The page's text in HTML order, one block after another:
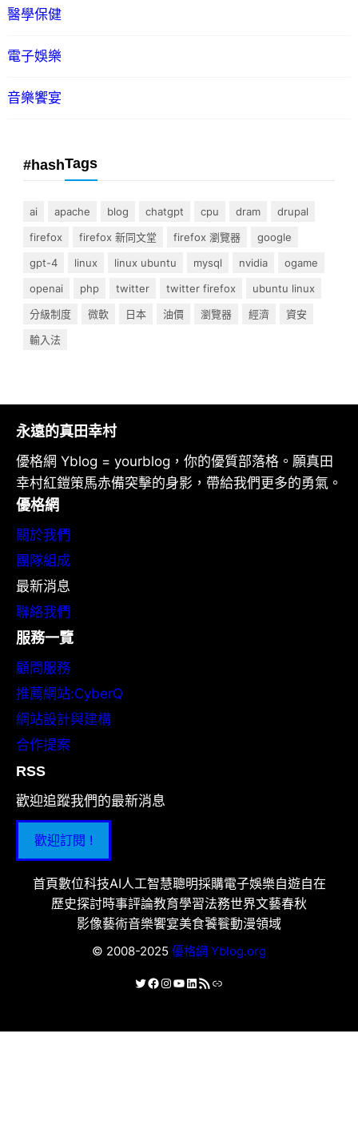
醫學保健
電子娛樂
音樂饗宴
#hashTags
ai apache blog chatgpt cpu dram
drupal
firefox
firefox 新同文堂 firefox 瀏覽器
google
gpt-4
linux linux ubuntu mysql nvidia
ogame
openai
php twitter twitter firefox
ubuntu linux
分級制度
微軟 日本 油價 瀏覽器 經濟
資安
輸入法
永遠的真田幸村
優格網 Yblog = yourblog，你的優質部落格。願真田
幸村紅鎧策馬赤備突擊的身影，帶給我們更多的勇氣。
優格網
關於我們
團隊組成
最新消息
聯絡我們
服務一覽
顧問服務
推薦網站:CyberQ
網站設計與建構
合作提案
RSS
歡迎追蹤我們的最新消息
歡迎訂閱 !
首頁數位科技AI人工智慧聰明採購電子娛樂自遊自在
歷史探討時事評論教育學習法務世界文藝春秋
影像藝術音樂饗宴美食饕餮動漫領域
© 2008-2025 優格網 Yblog.org
X Facebook
Instagram
YouTube
LinkedIn
RSS 資訊提供連結